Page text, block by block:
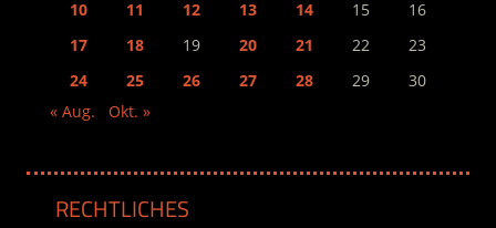
10 11 12 13 14 15
16
17
18 19 20 21 22
23
24
25 26 27 28 29
30
« Aug.
Okt. »
RECHTLICHES